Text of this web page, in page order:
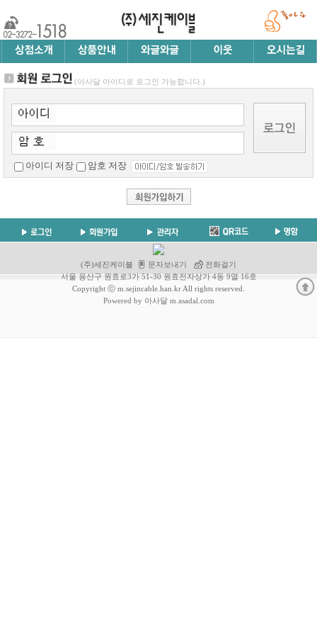
(아사달 아이디로 로그인 가능합니다.)
아이디 저장 암호 저장
(주)세진케이블 문자보내기
전화걸기
서울 용산구 원효로3가 51-30 원효전자상가 4동 9열 16호
Copyright ⓒ m.sejincable.han.kr All rights reserved.
Powered by 아사달 m.asadal.com